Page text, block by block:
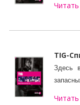
TIG-
Здесь